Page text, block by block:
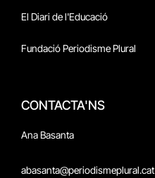
El Diari de l'Educació
Fundació Periodisme Plural
CONTACTA'NS
Ana Basanta
abasanta@periodismeplural.cat